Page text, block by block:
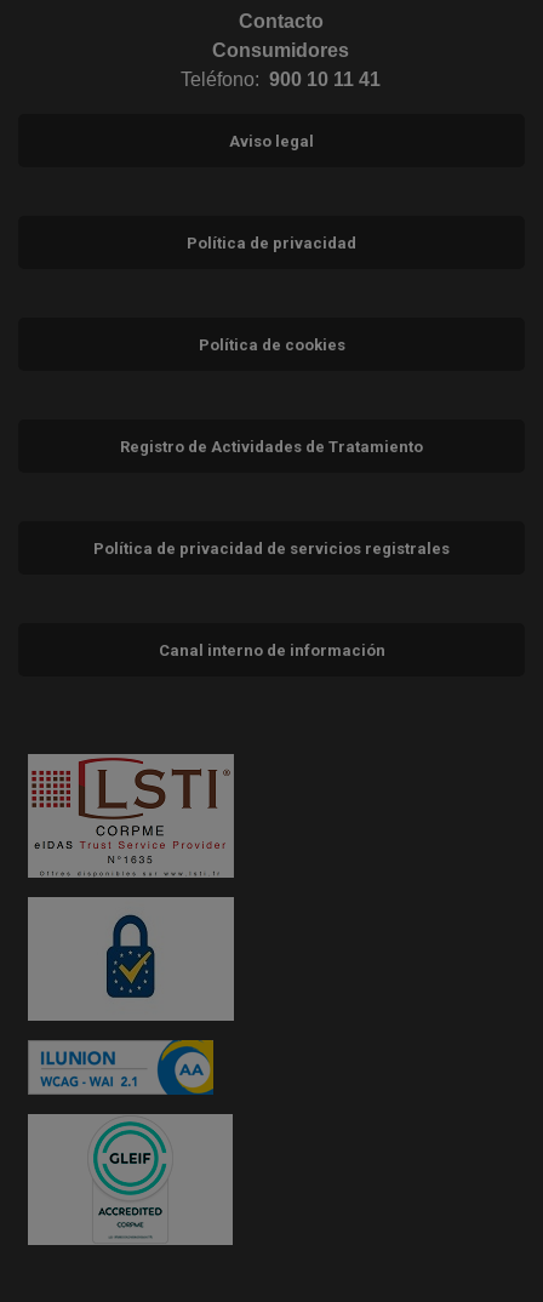
Contacto
Consumidores
Teléfono: 900 10 11 41
Aviso legal
Política de privacidad
Política de cookies
Registro de Actividades de Tratamiento
Política de privacidad de servicios registrales
Canal interno de información